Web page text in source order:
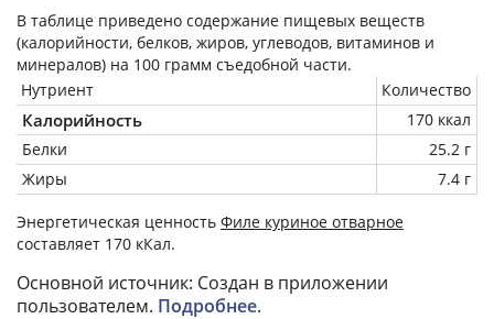
В таблице приведено содержание пищевых веществ
(калорийности, белков, жиров, углеводов, витаминов и
минералов) на 100 грамм съедобной части.
Нутриент
Количество
Калорийность
170 ккал
Белки
25.2 г
Жиры
7.4 г
Энергетическая ценность Филе куриное отварное
составляет 170 кКал.
Основной источник: Создан в приложении
пользователем. Подробнее.